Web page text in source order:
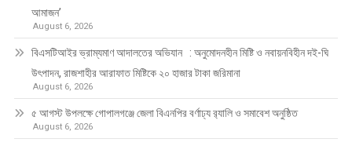
আমাজন’
August 6, 2026
বিএসটিআইর ভ্রাম্যমাণ আদালতের অভিযান : অনুমোদনহীন মিষ্টি ও নবায়নবিহীন দই-ঘি
উৎপাদন, রাজশাহীর আরাফাত মিষ্টিকে ২০ হাজার টাকা জরিমানা
August 6, 2026
৫ আগস্ট উপলক্ষে গোপালগঞ্জে জেলা বিএনপির বর্ণাঢ্য র‍্যালি ও সমাবেশ অনুষ্ঠিত
August 6, 2026